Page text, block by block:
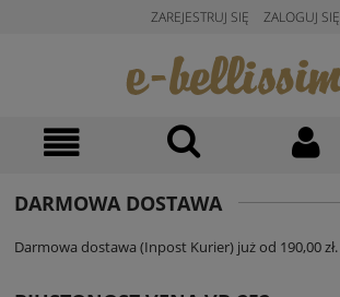
ZAREJESTRUJ SIĘ ZALOGUJ SIĘ
DARMOWA DOSTAWA
Darmowa dostawa (Inpost Kurier) już od 190,00 zł.